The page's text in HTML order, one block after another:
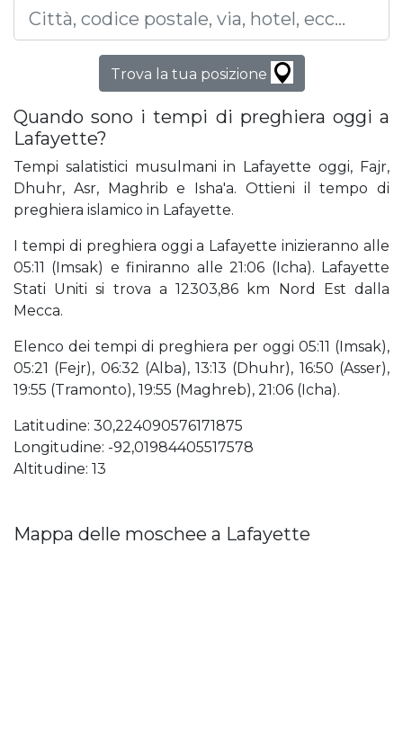
Trova la tua posizione
Quando sono i tempi di preghiera oggi a
Lafayette?
Tempi salatistici musulmani in Lafayette oggi, Fajr,
Dhuhr, Asr, Maghrib e Isha'a. Ottieni il tempo di
preghiera islamico in Lafayette.
I tempi di preghiera oggi a Lafayette inizieranno alle
05:11 (Imsak) e finiranno alle 21:06 (Icha). Lafayette
Stati Uniti si trova a 12303,86 km Nord Est dalla
Mecca.
Elenco dei tempi di preghiera per oggi 05:11 (Imsak),
05:21 (Fejr), 06:32 (Alba), 13:13 (Dhuhr), 16:50 (Asser),
19:55 (Tramonto), 19:55 (Maghreb), 21:06 (Icha).
Latitudine: 30,224090576171875
Longitudine: -92,01984405517578
Altitudine: 13
Mappa delle moschee a Lafayette